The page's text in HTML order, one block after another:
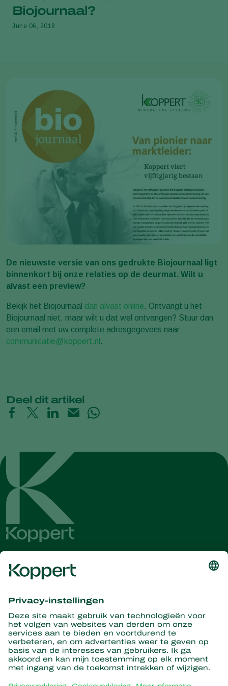
Biojournaal?
June 06, 2018
De nieuwste versie van ons gedrukte Biojournaal ligt
binnenkort bij onze relaties op de deurmat. Wilt u
alvast een preview?
Bekijk het Biojournaal dan alvast online. Ontvangt u het
Biojournaal niet, maar wilt u dat wel ontvangen? Stuur dan
een email met uw complete adresgegevens naar
communicatie@koppert.nl .
Deel dit artikel
Ontvang het laatste nieuws en
informatie
Hier aanmelden
Partners with Nature
Roofmijten